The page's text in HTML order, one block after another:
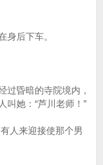
后下车。
昏暗的寺院境内，
她：“芦川老师！”
人来迎接使那个男